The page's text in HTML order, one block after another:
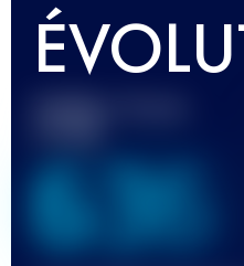
Meilleur Score
636